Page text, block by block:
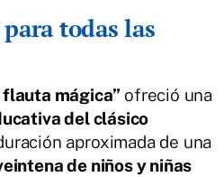
todas las
mágica” ofreció una
del clásico
aproximada de una
de niños y niñas